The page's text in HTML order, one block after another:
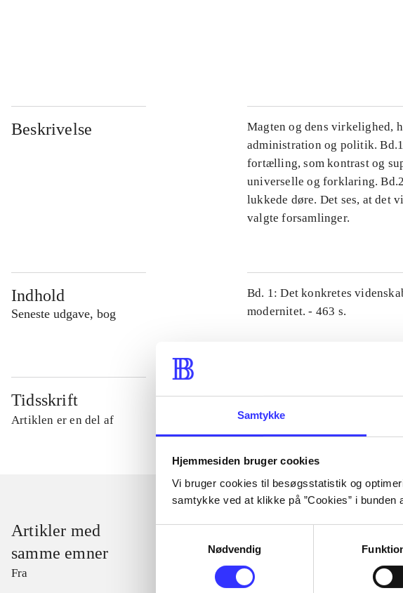
Samtykke
Hjemmesiden bruger cookies
Vi bruger cookies til besøgsstatistik og
samtykke ved at klikke på ”Cookies” i
Nødvendig
Beskrivelse
Magten og dens virkelighed,
administration og politik.
fortælling, som kontrast og
universelle og forklaring.
lukkede døre. Det ses, at
valgte forsamlinger.
Indhold
Seneste udgave, bog
Bd. 1: Det konkretes
modernitet. - 463 s.
Tidsskrift
Artiklen er en del af
Artikler med
samme emner
Fra